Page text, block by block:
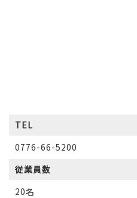
TEL
0776-66-5200
従業員数
20名